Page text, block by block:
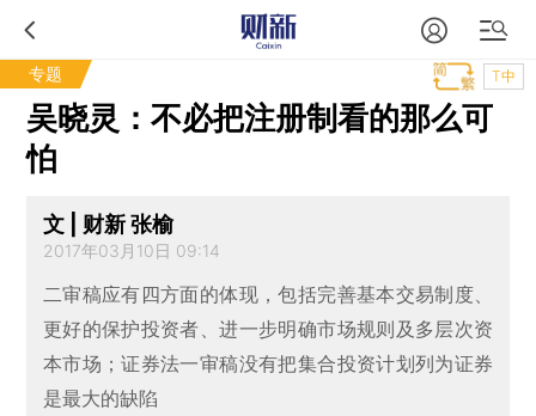
专题 T中
吴晓灵：不必把注册制看的那么可
怕
文 | 财新 张榆
2017年03月10日 09:14
二审稿应有四方面的体现，包括完善基本交易制度、
更好的保护投资者、进一步明确市场规则及多层次资
本市场；证券法一审稿没有把集合投资计划列为证券
是最大的缺陷